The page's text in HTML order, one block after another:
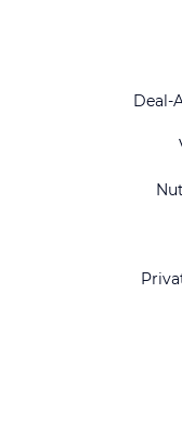
Deal-